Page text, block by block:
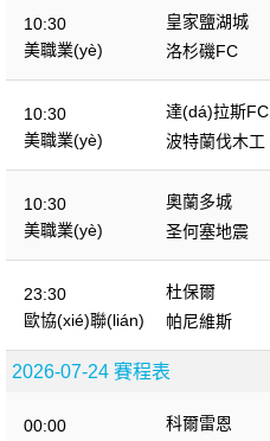
10:30
美職業(yè)
皇家鹽湖城
洛杉磯FC
10:30
美職業(yè)
達(dá)拉斯FC
波特蘭伐木工
10:30
美職業(yè)
奧蘭多城
圣何塞地震
23:30
歐協(xié)聯(lián)
杜保爾
帕尼維斯
2026-07-24 賽程表
00:00 科爾雷恩